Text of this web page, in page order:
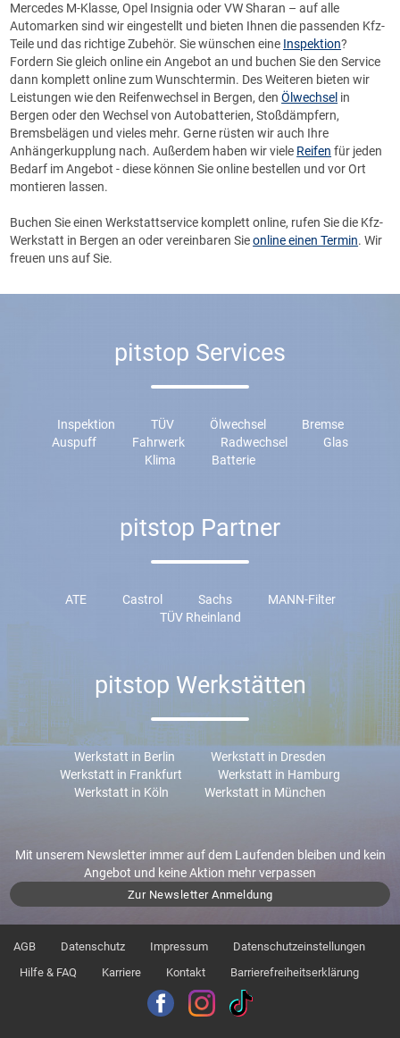
Mercedes M-Klasse, Opel Insignia oder VW Sharan – auf alle
Automarken sind wir eingestellt und bieten Ihnen die passenden Kfz-
Teile und das richtige Zubehör. Sie wünschen eine Inspektion?
Fordern Sie gleich online ein Angebot an und buchen Sie den Service
dann komplett online zum Wunschtermin. Des Weiteren bieten wir
Leistungen wie den Reifenwechsel in Bergen, denÖlwechsel in
Bergen oder den Wechsel von Autobatterien, Stoßdämpfern,
Bremsbelägen und vieles mehr. Gerne rüsten wir auch Ihre
Anhängerkupplung nach. Außerdem haben wir viele Reifen für jeden
Bedarf im Angebot - diese können Sie online bestellen und vor Ort
montieren lassen.
Buchen Sie einen Werkstattservice komplett online, rufen Sie die Kfz-
Werkstatt in Bergen an oder vereinbaren Sieonline einen Termin. Wir
freuen uns auf Sie.
pitstop Services
Inspektion TÜV Ölwechsel
Bremse
Auspuff
Fahrwerk Radwechsel
Glas
Klima
Batterie
pitstop Partner
ATE Castrol Sachs
MANN-Filter
TÜV Rheinland
pitstop Werkstätten
Werkstatt in Berlin
Werkstatt in Dresden
Werkstatt in Frankfurt
Werkstatt in Hamburg
Werkstatt in Köln
Werkstatt in München
Mit unserem Newsletter immer auf dem Laufenden bleiben und kein
Angebot und keine Aktion mehr verpassen
Zur Newsletter Anmeldung
AGB Datenschutz Impressum
Datenschutzeinstellungen
Hilfe & FAQ
Karriere Kontakt Barrierefreiheitserklärung